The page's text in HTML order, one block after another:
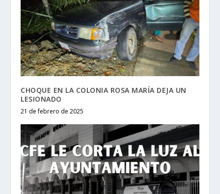
CHOQUE EN LA COLONIA ROSA MARÍA DEJA UN
LESIONADO
21 de febrero de 2025